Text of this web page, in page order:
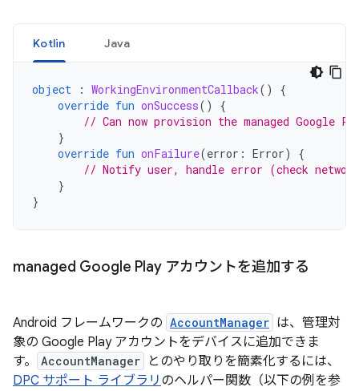
Kotlin Java
object : WorkingEnvironmentCallback()
{
override fun onSuccess()
{
// Can now provision the managed Google
}
override fun onFailure(error : Error)
{
// Notify user, handle error (check
}
}
managed Google Play アカウントを追加する
Android フレームワークの AccountManager は、管理対
象の Google Play アカウントをデバイスに追加できま
す。
AccountManager
とのやり取りを簡素化するには、
DPC サポート ライブラリ のヘルパー関数（以下の例を参